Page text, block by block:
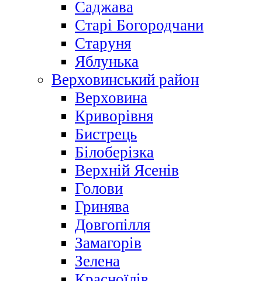
Саджава
Старі Богородчани
Старуня
Яблунька
Верховинський район
Верховина
Криворівня
Бистрець
Білоберізка
Верхній Ясенів
Голови
Гринява
Довгопілля
Замагорів
Зелена